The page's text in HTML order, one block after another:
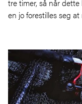
tre timer, så når
en jo forestilles seg